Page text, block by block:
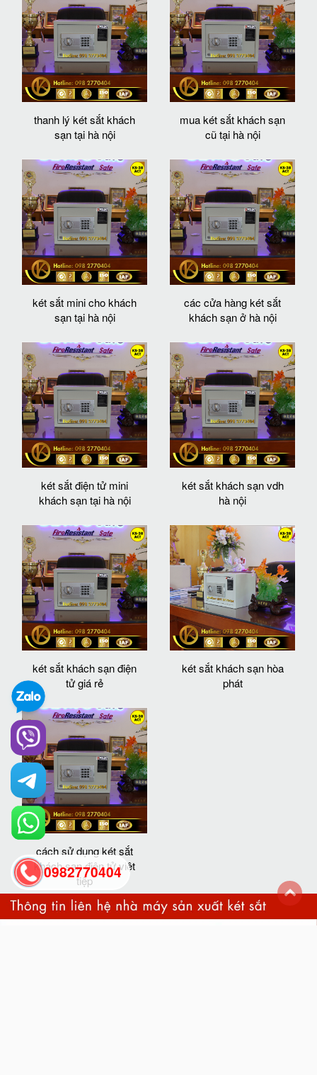
thanh lý két sắt khách
sạn tại hà nội
mua két sắt khách sạn
cũ tại hà nội
két sắt mini cho khách
sạn tại hà nội
các cửa hàng két sắt
khách sạn ở hà nội
két sắt điện tử mini
khách sạn tại hà nội
két sắt khách sạn vdh
hà nội
két sắt khách sạn điện
tử giá rẻ
két sắt khách sạn hòa
phát
cách sử dụng két sắt
khách sạn điện tử việt
tiệp
0982770404
back